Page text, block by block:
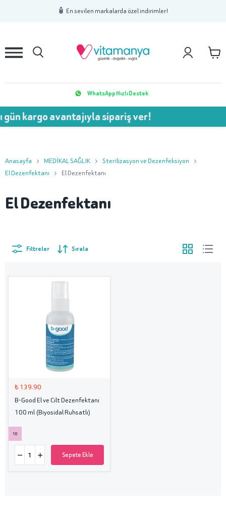
🧴 En sevilen markalarda özel indirimler!
2 3
WhatsApp Hızlı Destek
kargo avantajıyla sipariş ver!
Anasayfa MEDİKAL SAĞLIK
Sterilizasyon ve Dezenfeksiyon
El Dezenfektanı
El Dezenfektanı
El Dezenfektanı
Filtreler Sırala
₺ 139.90
B-Good El ve Cilt Dezenfektanı
100 ml (Biyosidal Ruhsatlı)
10
Sepete Ekle